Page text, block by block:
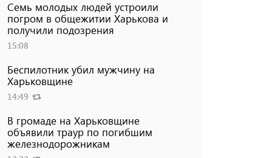
Семь молодых людей устроили
погром в общежитии Харькова и
получили подозрения
15:08
Беспилотник убил мужчину на
Харьковщине
14:49
В громаде на Харьковщине
объявили траур по погибшим
железнодорожникам